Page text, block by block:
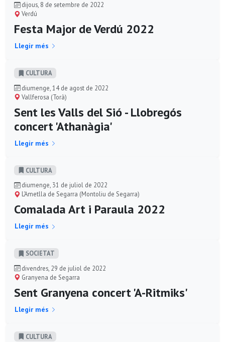
dijous, 8 de setembre de 2022
Verdú
Festa Major de Verdú 2022
Llegir més
CULTURA
diumenge, 14 de agost de 2022
Vallferosa (Torà)
Sent les Valls del Sió - Llobregós
concert 'Athanàgia'
Llegir més
CULTURA
diumenge, 31 de juliol de 2022
L'Ametlla de Segarra (Montoliu de Segarra)
Comalada Art i Paraula 2022
Llegir més
SOCIETAT
divendres, 29 de juliol de 2022
Granyena de Segarra
Sent Granyena concert 'A-Ritmiks'
Llegir més
CULTURA